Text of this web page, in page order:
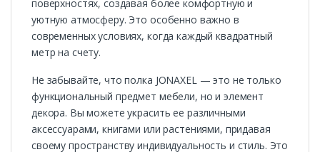
поверхностях, создавая более комфортную и
уютную атмосферу. Это особенно важно в
современных условиях, когда каждый квадратный
метр на счету.
Не забывайте, что полка JONAXEL — это не только
функциональный предмет мебели, но и элемент
декора. Вы можете украсить ее различными
аксессуарами, книгами или растениями, придавая
своему пространству индивидуальность и стиль. Это